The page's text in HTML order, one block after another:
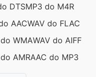
DTSMP3 do M4R
AACWAV do FLAC
WMAWAV do AIFF
AMRAAC do MP3